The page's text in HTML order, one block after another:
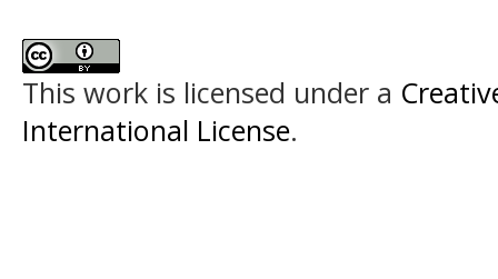
This work is licensed under a
International License.